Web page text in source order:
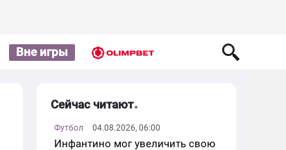
Вне игры
Сейчас читают
Футбол 04.08.2026, 06:00
Инфантино мог увеличить свою